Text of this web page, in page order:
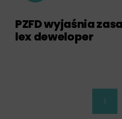
PZFD wyjaśnia
lex deweloper
1